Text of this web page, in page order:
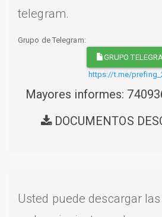
telegram.
Grupo de Telegram:
GRUPO
https://t.me/
Mayores informes:
DOCUMENTOS
Usted puede descargar